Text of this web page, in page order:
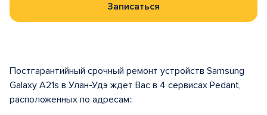
Записаться
Постгарантийный срочный ремонт устройств Samsung
Galaxy A21s в Улан-Удэ ждет Вас в 4 сервисах Pedant,
расположенных по адресам::